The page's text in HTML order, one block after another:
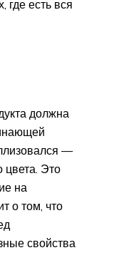
где есть вся
должна
—
цвета. Это
на
о том, что
свойства